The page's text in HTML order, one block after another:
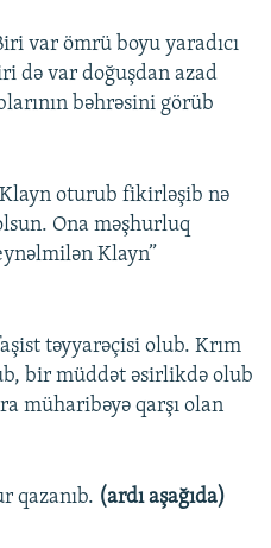
var ömrü boyu yaradıcı
də var doğuşdan azad
bəhrəsini görüb
Klayn oturub fikirləşib nə
Ona məşhurluq
Klayn”
təyyarəçisi olub. Krım
bir müddət əsirlikdə olub
müharibəyə qarşı olan
qazanıb. (ardı aşağıda)